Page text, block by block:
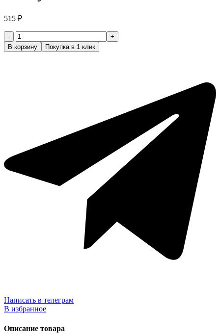
515 ₽
Количество
товара
JRL
В корзину Покупка в 1 клик
Написать в телеграм
В избранное
Описание товара